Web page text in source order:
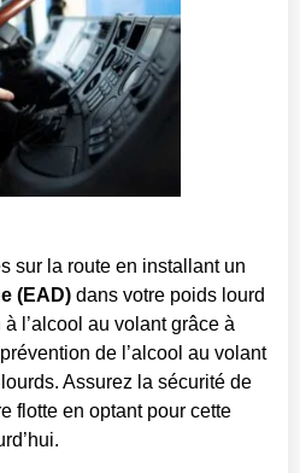
sur la route en installant un
(EAD) dans votre poids lourd
l’alcool au volant grâce à
de l’alcool au volant
Assurez la sécurité de
flotte en optant pour cette